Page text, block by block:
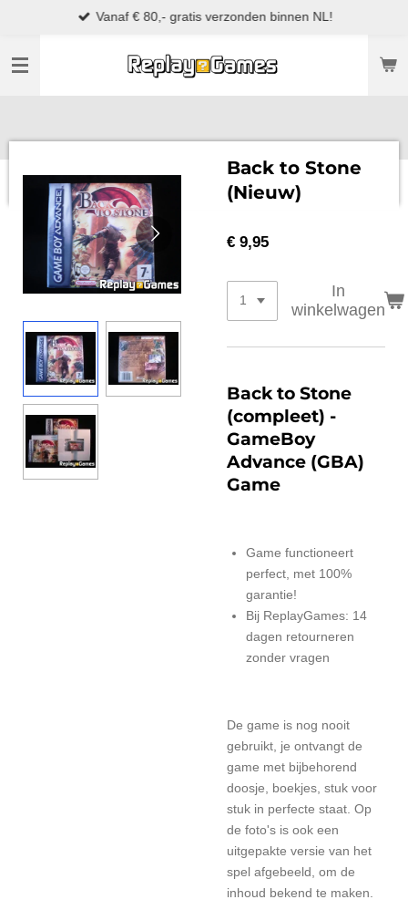
naar
Vanaf € 80,- gratis verzonden binnen NL!
Back to Stone
(Nieuw)
€ 9,95
In
winkelwagen
Back to Stone
(compleet) -
GameBoy
Advance (GBA)
Game
Game functioneert
perfect, met 100%
garantie!
Bij ReplayGames: 14
dagen retourneren
zonder vragen
De game is nog nooit
gebruikt, je ontvangt de
game met bijbehorend
doosje, boekjes, stuk voor
stuk in perfecte staat. Op
de foto's is ook een
uitgepakte versie van het
spel afgebeeld, om de
inhoud bekend te maken.